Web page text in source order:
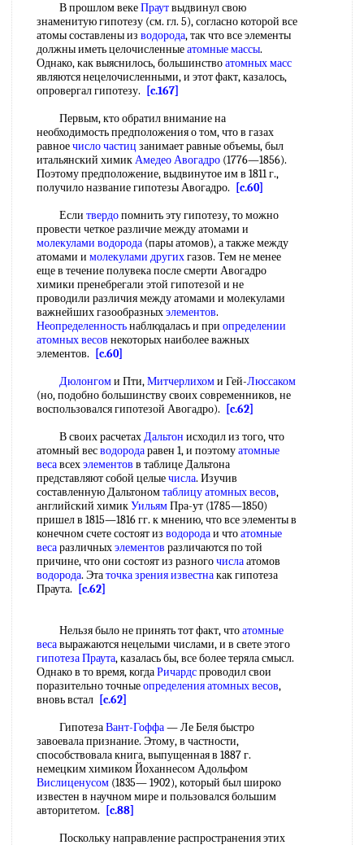
В прошлом векеПраутвыдвинул свою
знаменитую гипотезу (см. гл. 5), согласно которой все
атомы составлены из водорода, так что все элементы
должны иметь целочисленныеатомные массы.
Однако, как выяснилось, большинствоатомных масс
являются нецелочисленными, и этот факт, казалось,
опровергал гипотезу.
[c.167]
Первым, кто обратил внимание на
необходимость предположения о том, что в газах
равноечисло частиц занимает равные объемы, был
итальянский химикАмедео Авогадро (1776—1856).
Поэтому предположение, выдвинутое им в 1811 г.,
получило название гипотезы Авогадро.
[c.60]
Если твердопомнить эту гипотезу, то можно
провести четкое различие между атомами и
молекулами водорода (пары атомов), а также между
атомами и молекулами другихгазов. Тем не менее
еще в течение полувека после смерти Авогадро
химики пренебрегали этой гипотезой и не
проводили различия между атомами и молекулами
важнейших газообразныхэлементов.
Неопределенностьнаблюдалась и при определении
атомных весов некоторых наиболее важных
элементов.
[c.60]
Дюлонгоми Пти,Митчерлихоми Гей-Люссаком
(но, подобно большинству своих современников, не
воспользовался гипотезой Авогадро).
[c.62]
В своих расчетахДальтон исходил из того, что
атомный весводородаравен 1, и поэтомуатомные
весавсехэлементов в таблице Дальтона
представляют собой целыечисла. Изучив
составленную Дальтономтаблицу атомных весов,
английский химикУильямПра-ут (1785—1850)
пришел в 1815—1816 гг. к мнению, что все элементы в
конечном счете состоят из водородаи чтоатомные
весаразличныхэлементов различаются по той
причине, что они состоят из разногочислаатомов
водорода. Этаточка зренияизвестнакак гипотеза
Праута.
[c.62]
Нельзя было не принять тот факт, чтоатомные
весавыражаются нецелыми числами, и в свете этого
гипотеза Праута, казалась бы, все более теряла смысл.
Однако в то время, когдаРичардспроводил свои
поразительно точныеопределения атомных весов,
вновь встал [c.62]
ГипотезаВант-Гоффа— Ле Беля быстро
завоевала признание. Этому, в частности,
способствовала книга, выпущенная в 1887 г.
немецким химиком Йоханнесом Адольфом
Вислиценусом (1835— 1902), который был широко
известен в научном мире и пользовался большим
авторитетом.
[c.88]
Поскольку направление распространения этих